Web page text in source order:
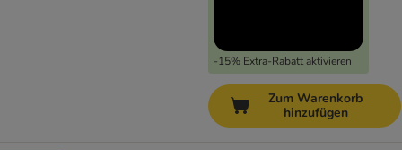
-15% Extra-Rabatt aktivieren
Zum Warenkorb
hinzufügen